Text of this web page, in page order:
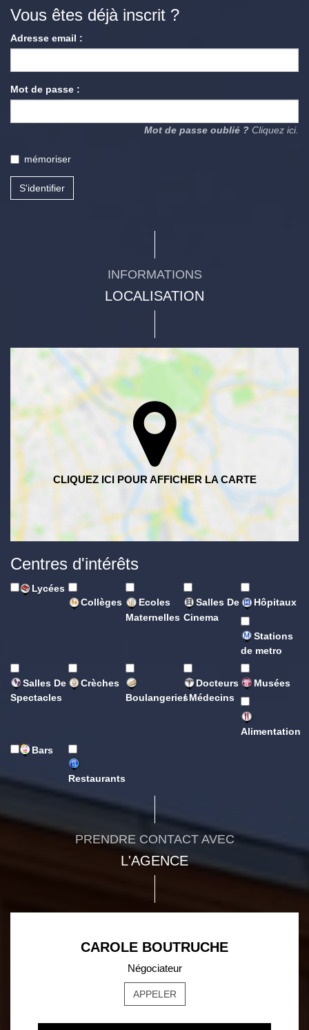
Vous êtes déjà inscrit ?
Adresse email :
Mot de passe :
Mot de passe oublié ? Cliquez ici.
mémoriser
S'identifier
INFORMATIONS
LOCALISATION
Centres d'intérêts
Lycées
Collèges
Ecoles
Maternelles
Salles De
Cinema
Hôpitaux
Stations
de metro
Salles De
Spectacles
Crèches
Boulangeries
Docteurs
/ Médecins
Musées
Alimentation
Bars
Restaurants
PRENDRE CONTACT AVEC
L'AGENCE
CAROLE BOUTRUCHE
Négociateur
APPELER